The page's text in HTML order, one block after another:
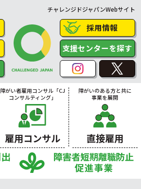
チャレンジドジャパンWebサイト
採用情報
支援センターを探す
障がい者雇用コンサル「CJ
コンサルティング」
雇用コンサル
障がいのある方と共に
事業を展開
直接雇用